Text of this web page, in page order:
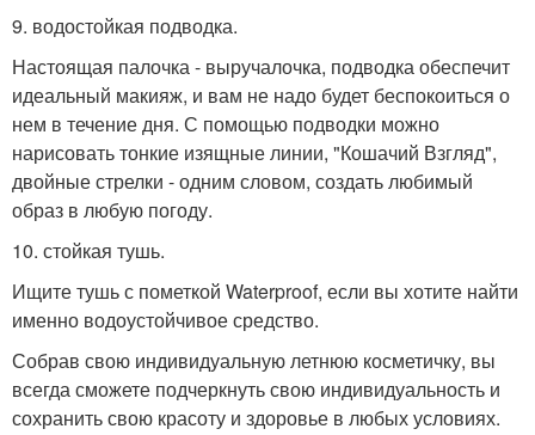
9. водостойкая подводка.
Настоящая палочка - выручалочка, подводка обеспечит
идеальный макияж, и вам не надо будет беспокоиться о
нем в течение дня. С помощью подводки можно
нарисовать тонкие изящные линии, "Кошачий Взгляд",
двойные стрелки - одним словом, создать любимый
образ в любую погоду.
10. стойкая тушь.
Ищите тушь с пометкой Waterproof, если вы хотите найти
именно водоустойчивое средство.
Собрав свою индивидуальную летнюю косметичку, вы
всегда сможете подчеркнуть свою индивидуальность и
сохранить свою красоту и здоровье в любых условиях.